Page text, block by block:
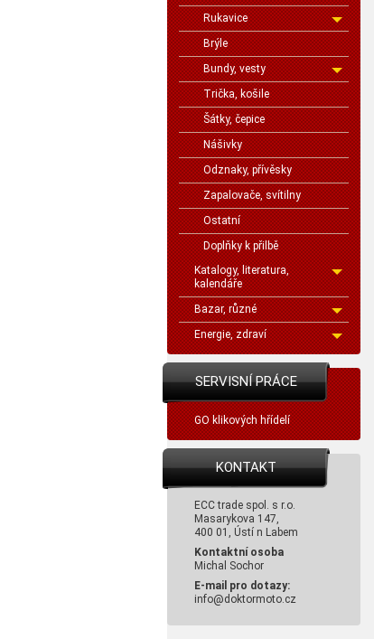
Rukavice
Brýle
Bundy, vesty
Trička, košile
Šátky, čepice
Nášivky
Odznaky, přívěsky
Zapalovače, svítilny
Ostatní
Doplňky k přilbě
Katalogy, literatura,
kalendáře
Bazar, různé
Energie, zdraví
SERVISNÍ PRÁCE
GO klikových hřídelí
KONTAKT
ECC trade spol. s r.o.
Masarykova 147,
400 01, Ústí n Labem
Kontaktní osoba
Michal Sochor
E-mail pro dotazy:
info@doktormoto.cz